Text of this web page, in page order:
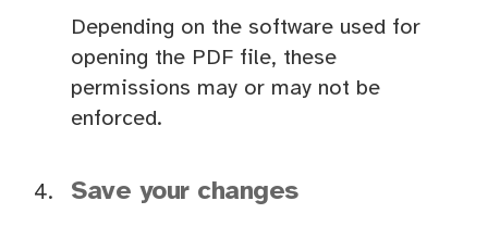
Depending on the software used for
opening the PDF file, these
permissions may or may not be
enforced.
Save your changes